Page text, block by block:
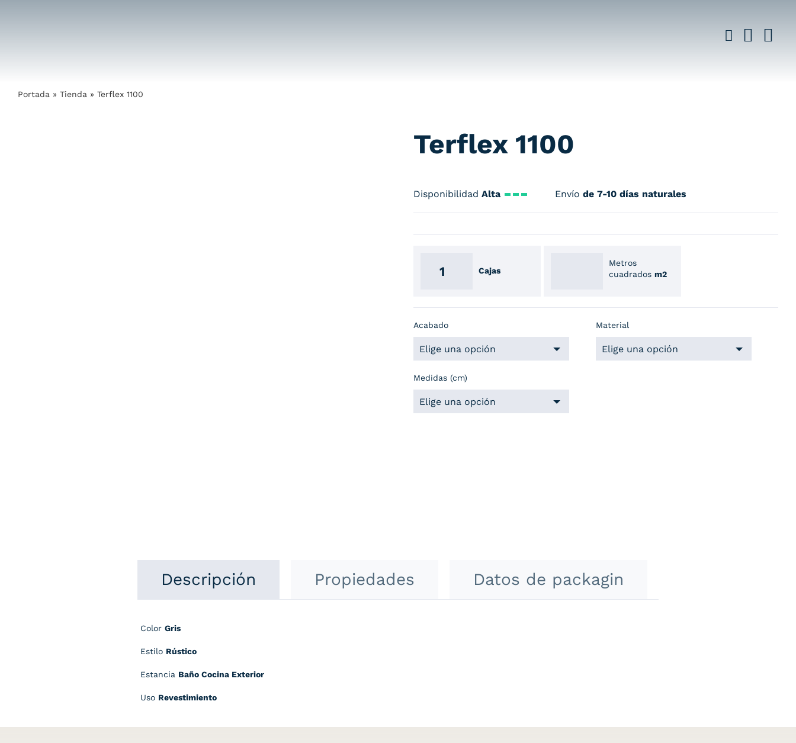
Portada » Tienda » Terflex 1100
Terflex 1100
Disponibilidad Alta Envío de 7-10 días naturales
Cajas
Metros
cuadrados m2
Acabado Material
Medidas (cm)
Descripción Propiedades Datos de packagin
Color Gris
Estilo Rústico
Estancia Baño Cocina Exterior
Uso Revestimiento